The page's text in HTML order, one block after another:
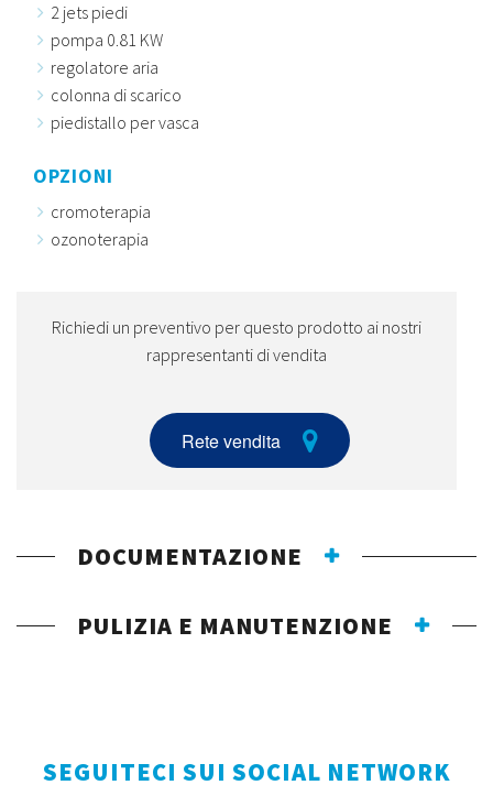
2 jets piedi
pompa 0.81 KW
regolatore aria
colonna di scarico
piedistallo per vasca
OPZIONI
cromoterapia
ozonoterapia
Richiedi un preventivo per questo prodotto ai nostri
rappresentanti di vendita
Rete vendita
DOCUMENTAZIONE
PULIZIA E MANUTENZIONE
SEGUITECI SUI SOCIAL NETWORK